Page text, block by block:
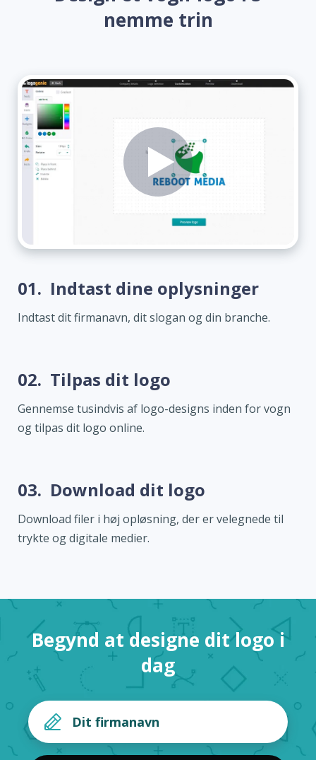
nemme trin
01. Indtast dine oplysninger
Indtast dit firmanavn, dit slogan og din branche.
02. Tilpas dit logo
Gennemse tusindvis af logo-designs inden for vogn
og tilpas dit logo online.
03. Download dit logo
Download filer i høj opløsning, der er velegnede til
trykte og digitale medier.
Begynd at designe dit logo i
dag